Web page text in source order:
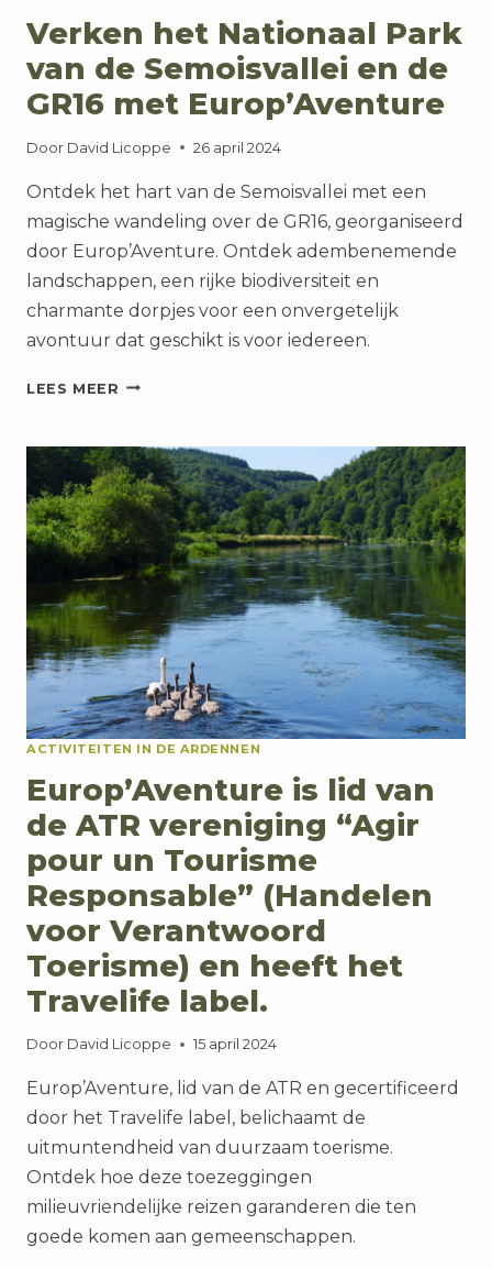
Verken het Nationaal Park
van de Semoisvallei en de
GR16 met Europ’Aventure
Door David Licoppe 26 april 2024
Ontdek het hart van de Semoisvallei met een
magische wandeling over de GR16, georganiseerd
door Europ’Aventure. Ontdek adembenemende
landschappen, een rijke biodiversiteit en
charmante dorpjes voor een onvergetelijk
avontuur dat geschikt is voor iedereen.
LEES MEER VERKEN
PARK
VAN
DE
SEMOISVALLEI
EN
DE
MET
EUROP’AVENTURE
ACTIVITEITEN IN DE ARDENNEN
Europ’Aventure is lid van
de ATR vereniging “Agir
pour un Tourisme
Responsable” (Handelen
voor Verantwoord
Toerisme) en heeft het
Travelife label.
Door David Licoppe 15 april 2024
Europ’Aventure, lid van de ATR en gecertificeerd
door het Travelife label, belichaamt de
uitmuntendheid van duurzaam toerisme.
Ontdek hoe deze toezeggingen
milieuvriendelijke reizen garanderen die ten
goede komen aan gemeenschappen.